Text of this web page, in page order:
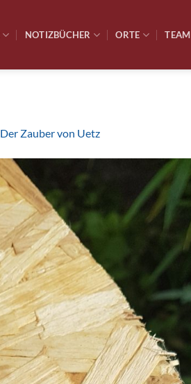
NOTIZBÜCHER ORTE TEAM
Der Zauber von Uetz